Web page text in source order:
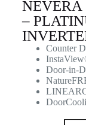
NEVERA
–
Counter
Door-in-